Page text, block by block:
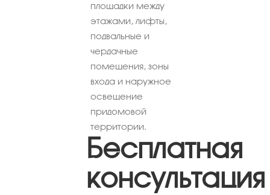
площадки между
этажами, лифты,
подвальные и
чердачные
помещения, зоны
входа и наружное
освещение
придомовой
территории.
Бесплатная
консультация